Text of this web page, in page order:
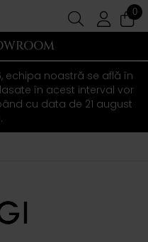
0
echipa noastră se află în
în acest interval vor
cu data de 21 august